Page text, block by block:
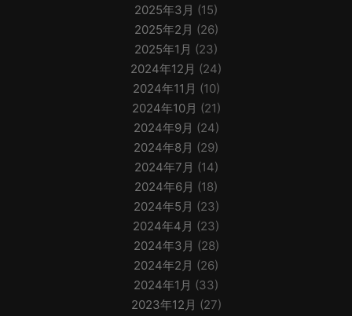
2025年3月 (15)
2025年2月 (26)
2025年1月 (23)
2024年12月 (24)
2024年11月 (10)
2024年10月 (21)
2024年9月 (24)
2024年8月 (29)
2024年7月 (14)
2024年6月 (18)
2024年5月 (23)
2024年4月 (23)
2024年3月 (28)
2024年2月 (26)
2024年1月 (33)
2023年12月 (27)